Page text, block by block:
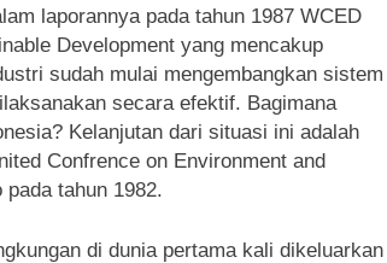
laporannya pada tahun 1987 WCED
Development yang mencakup
sudah mulai mengembangkan sistem
secara efektif. Bagimana
Kelanjutan dari situasi ini adalah
Confrence on Environment and
tahun 1982.
di dunia pertama kali dikeluarkan